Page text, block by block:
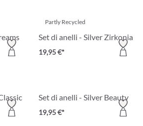
Partly Recycled
Set di anelli - Silver Zirkonia
19,95 €*
Set di anelli - Silver Beauty
19,95 €*